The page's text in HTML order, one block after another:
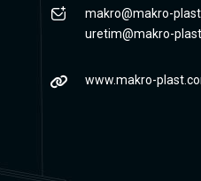
makro@makro-
uretim@makro-
www.makro-